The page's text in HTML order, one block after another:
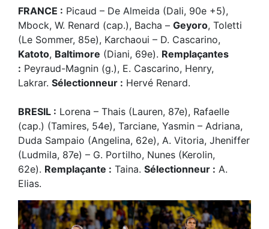
FRANCE : Picaud – De Almeida (Dali, 90e +5),
Mbock, W. Renard (cap.), Bacha – Geyoro, Toletti
(Le Sommer, 85e), Karchaoui – D. Cascarino,
Katoto, Baltimore (Diani, 69e). Remplaçantes
: Peyraud-Magnin (g.), E. Cascarino, Henry,
Lakrar. Sélectionneur : Hervé Renard.
BRESIL : Lorena – Thais (Lauren, 87e), Rafaelle
(cap.) (Tamires, 54e), Tarciane, Yasmin – Adriana,
Duda Sampaio (Angelina, 62e), A. Vitoria, Jheniffer
(Ludmila, 87e) – G. Portilho, Nunes (Kerolin,
62e). Remplaçante : Taina. Sélectionneur : A.
Elias.